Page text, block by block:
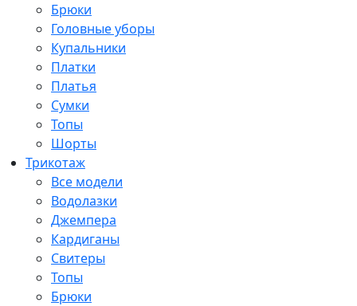
Брюки
Головные уборы
Купальники
Платки
Платья
Сумки
Топы
Шорты
Трикотаж
Все модели
Водолазки
Джемпера
Кардиганы
Свитеры
Топы
Брюки